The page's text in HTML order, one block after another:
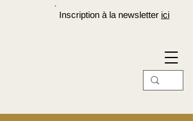
Inscription à la newsletter ici